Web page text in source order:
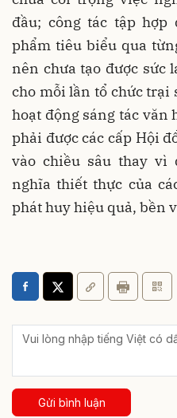
đầu; công tác tập hợp
phẩm tiêu biểu qua
nên chưa tạo được sức
cho mỗi lần tổ chức trại
hoạt động sáng tác văn
phải được các cấp Hội
vào chiều sâu thay vì
nghĩa thiết thực của
phát huy hiệu quả, bền
Gửi bình luận